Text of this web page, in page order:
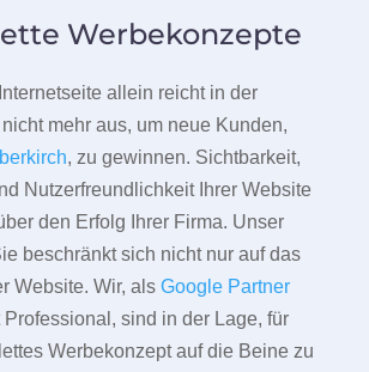
Werbekonzepte
allein reicht in der
mehr aus, um neue Kunden,
, zu gewinnen. Sichtbarkeit,
Nutzerfreundlichkeit Ihrer Website
den Erfolg Ihrer Firma. Unser
beschränkt sich nicht nur auf das
Website. Wir, als Google Partner
Professional, sind in der Lage, für
Werbekonzept auf die Beine zu